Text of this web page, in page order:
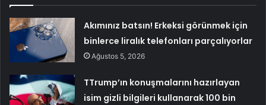
Akımınız batsın! Erkeksi görünmek için
binlerce liralık telefonları parçalıyorlar
Ağustos 5, 2026
TTrump’ın konuşmalarını hazırlayan
isim gizli bilgileri kullanarak 100 bin